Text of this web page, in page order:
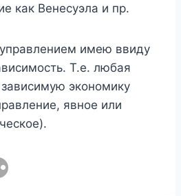
как Венесуэла и пр.
имею ввиду
Т.е. любая
экономику
явное или